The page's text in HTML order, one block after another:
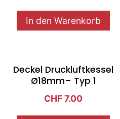
In den Warenkorb
Deckel Druckluftkessel
Ø18mm– Typ 1
CHF7.00